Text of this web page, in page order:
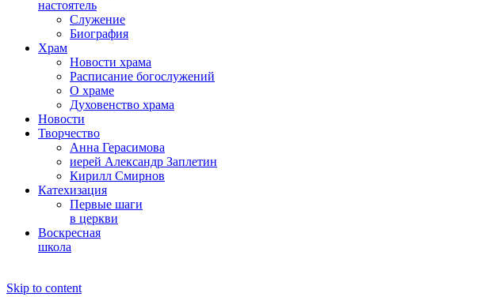
настоятель
Служение
Биография
Храм
Новости храма
Расписание богослужений
О храме
Духовенство храма
Новости
Творчество
Анна Герасимова
иерей Александр Заплетин
Кирилл Смирнов
Катехизация
Первые шаги
в церкви
Воскресная
школа
Skip to content